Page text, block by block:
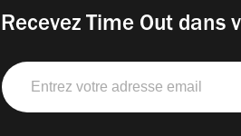
Recevez Time Out dans
Entrez
votre
adresse